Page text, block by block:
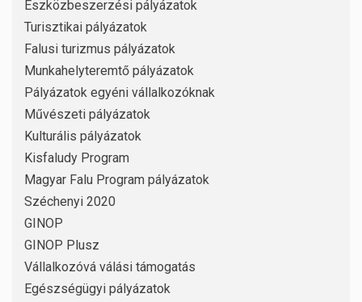
Eszközbeszerzési pályázatok
Turisztikai pályázatok
Falusi turizmus pályázatok
Munkahelyteremtő pályázatok
Pályázatok egyéni vállalkozóknak
Művészeti pályázatok
Kulturális pályázatok
Kisfaludy Program
Magyar Falu Program pályázatok
Széchenyi 2020
GINOP
GINOP Plusz
Vállalkozóvá válási támogatás
Egészségügyi pályázatok